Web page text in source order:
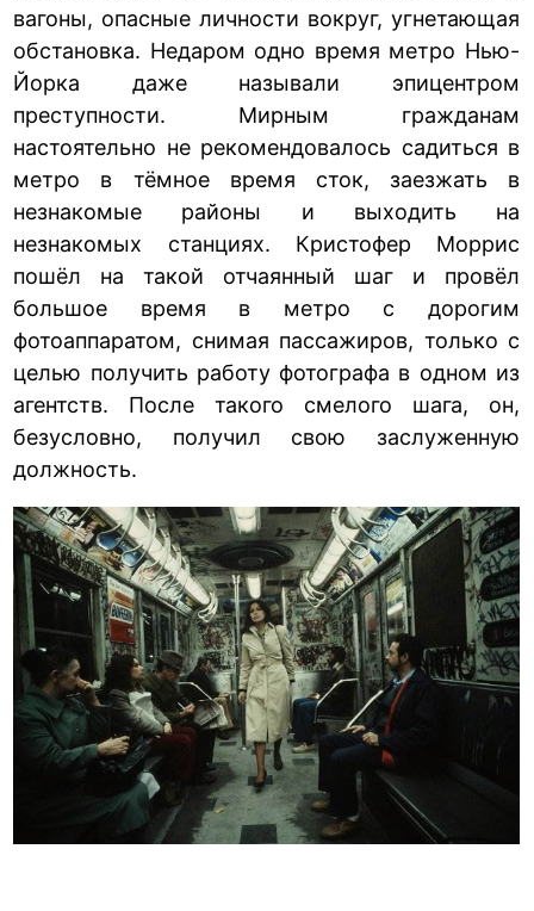
вагоны, опасные личности вокруг, угнетающая
обстановка. Недаром одно время метро Нью-
Йорка даже называли эпицентром
преступности. Мирным гражданам
настоятельно не рекомендовалось садиться в
метро в тёмное время сток, заезжать в
незнакомые районы и выходить на
незнакомых станциях. Кристофер Моррис
пошёл на такой отчаянный шаг и провёл
большое время в метро с дорогим
фотоаппаратом, снимая пассажиров, только с
целью получить работу фотографа в одном из
агентств. После такого смелого шага, он,
безусловно, получил свою заслуженную
должность.